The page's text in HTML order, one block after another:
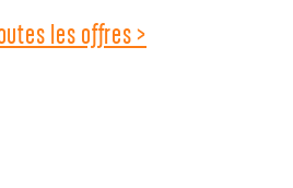
les offres >